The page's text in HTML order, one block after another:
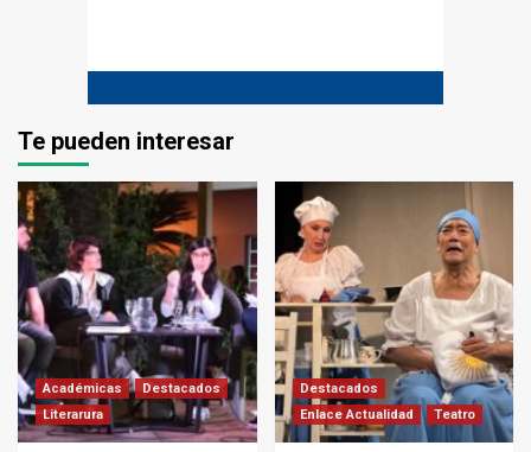
Te pueden interesar
Académicas
Destacados
Literarura
Destacados
Enlace Actualidad
Teatro